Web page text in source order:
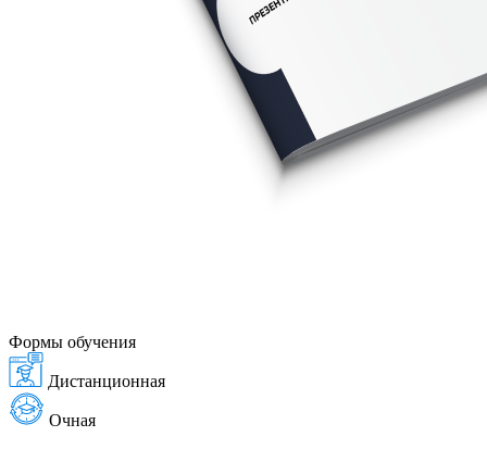
Формы обучения
Дистанционная
Очная